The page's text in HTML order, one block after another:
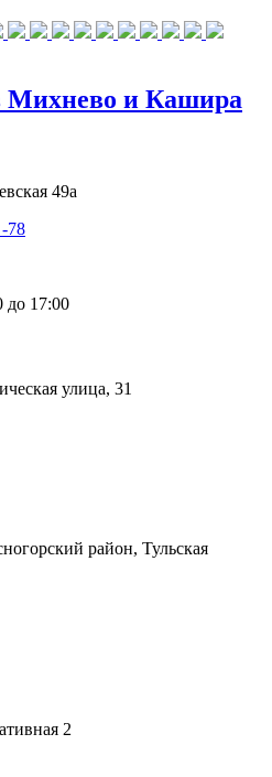
Михнево и Кашира
49а
78
до 17:00
улица, 31
район, Тульская
2